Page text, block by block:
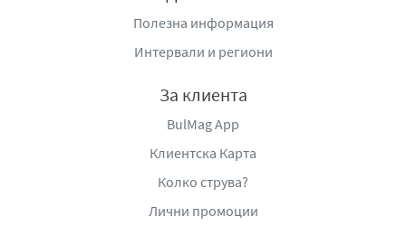
Полезна информация
Интервали и региони
За клиента
BulMag App
Клиентска Карта
Колко струва?
Лични промоции